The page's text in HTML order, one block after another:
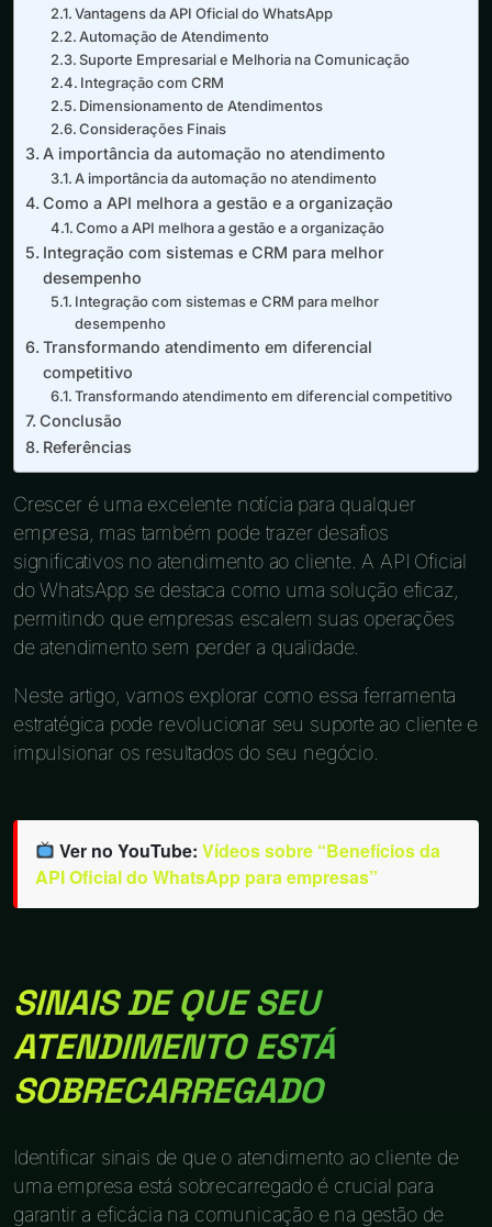
Vantagens da API Oficial do WhatsApp
Automação de Atendimento
Suporte Empresarial e Melhoria na Comunicação
Integração com CRM
Dimensionamento de Atendimentos
Considerações Finais
A importância da automação no atendimento
A importância da automação no atendimento
Como a API melhora a gestão e a organização
Como a API melhora a gestão e a organização
Integração com sistemas e CRM para melhor
desempenho
Integração com sistemas e CRM para melhor
desempenho
Transformando atendimento em diferencial
competitivo
Transformando atendimento em diferencial competitivo
Conclusão
Referências
Crescer é uma excelente notícia para qualquer
empresa, mas também pode trazer desafios
significativos no atendimento ao cliente. A API Oficial
do WhatsApp se destaca como uma solução eficaz,
permitindo que empresas escalem suas operações
de atendimento sem perder a qualidade.
Neste artigo, vamos explorar como essa ferramenta
estratégica pode revolucionar seu suporte ao cliente e
impulsionar os resultados do seu negócio.
Ver no YouTube: Vídeos sobre “Benefícios da
API Oficial do WhatsApp para empresas”
SINAIS DE QUE SEU
ATENDIMENTO ESTÁ
SOBRECARREGADO
Identificar sinais de que o atendimento ao cliente de
uma empresa está sobrecarregado é crucial para
garantir a eficácia na comunicação e na gestão de